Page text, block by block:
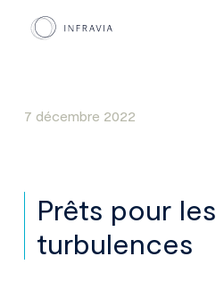
7 décembre 2022
Prêts pour les
turbulences